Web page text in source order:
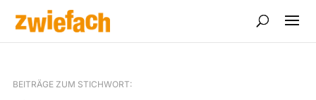
BEITRÄGE ZUM STICHWORT: